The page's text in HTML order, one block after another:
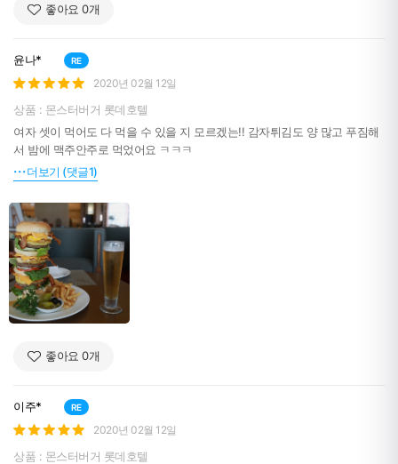
낙 크고 두툼해서 예쁘게 잘라 먹기가 생각보다 힘들고 손에 다 묻어서 그건
좋아요 0개
윤나* RE
2020년 02월 12일
상품 : 몬스터버거 롯데호텔
여자 셋이 먹어도 다 먹을 수 있을 지 모르겠는!! 감자튀김도 양 많고 푸짐해
서 밤에 맥주안주로 먹었어요 ㅋㅋㅋ
더보기 (댓글1)
좋아요 0개
이주* RE
2020년 02월 12일
상품 : 몬스터버거 롯데호텔